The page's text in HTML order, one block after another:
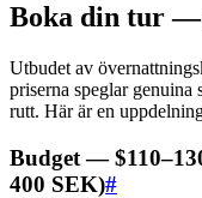
Boka din tur —
Utbudet av
priserna speglar
rutt. Här är en
Budget —
400 SEK)#